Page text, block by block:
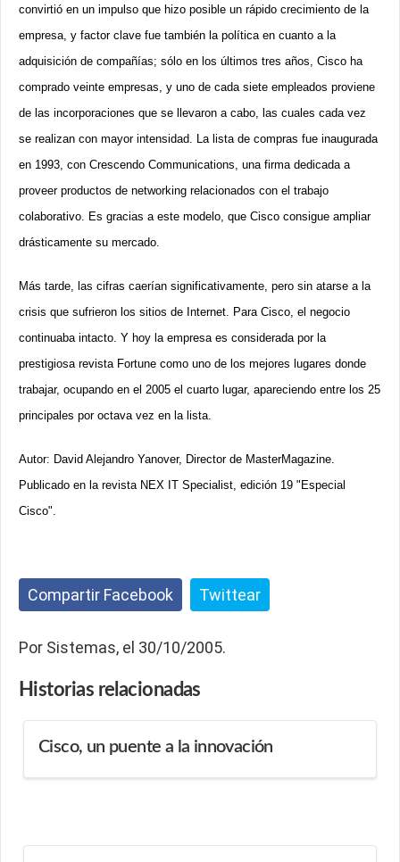
convirtió en un impulso que hizo posible un rápido crecimiento de la
empresa, y factor clave fue también la política en cuanto a la
adquisición de compañías; sólo en los últimos tres años, Cisco ha
comprado veinte empresas, y uno de cada siete empleados proviene
de las incorporaciones que se llevaron a cabo, las cuales cada vez
se realizan con mayor intensidad. La lista de compras fue inaugurada
en 1993, con Crescendo Communications, una firma dedicada a
proveer productos de networking relacionados con el trabajo
colaborativo. Es gracias a este modelo, que Cisco consigue ampliar
drásticamente su mercado.
Más tarde, las cifras caerían significativamente, pero sin atarse a la
crisis que sufrieron los sitios de Internet. Para Cisco, el negocio
continuaba intacto. Y hoy la empresa es considerada por la
prestigiosa revista Fortune como uno de los mejores lugares donde
trabajar, ocupando en el 2005 el cuarto lugar, apareciendo entre los 25
principales por octava vez en la lista.
Autor: David Alejandro Yanover, Director de MasterMagazine.
Publicado en la revista NEX IT Specialist, edición 19 "Especial
Cisco".
Compartir Facebook Twittear
Por Sistemas, el 30/10/2005.
Historias relacionadas
Cisco, un puente a la innovación